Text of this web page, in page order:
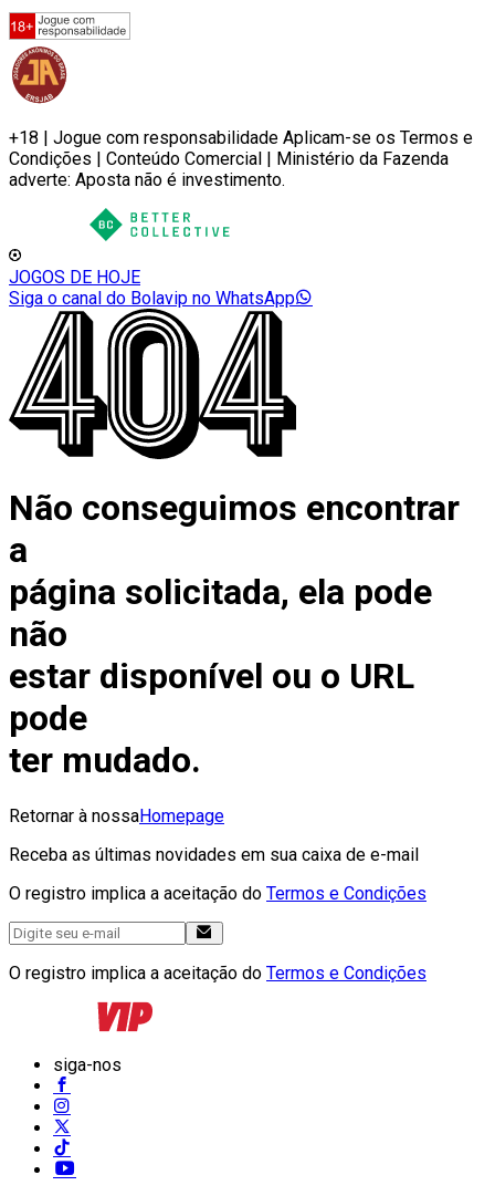
+18 | Jogue com responsabilidade Aplicam-se os Termos e
Condições | Conteúdo Comercial | Ministério da Fazenda
adverte: Aposta não é investimento.
JOGOS DE HOJE
Siga o canal do Bolavip no WhatsApp
Não conseguimos encontrar
a
página solicitada, ela pode
não
estar disponível ou o URL
pode
ter mudado.
Retornar à nossaHomepage
Receba as últimas novidades em sua caixa de e-mail
O registro implica a aceitação do Termos e Condições
O registro implica a aceitação do Termos e Condições
siga-nos